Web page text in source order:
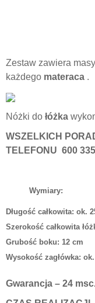
Zestaw zawiera
każdego materaca .
Nóżki do łóżka
WSZELKICH
TELEFONU 600
Wymiary:
Długość całkowita: ok.
Szerokość całkowita
Grubość boku: 12 cm
Wysokość zagłówka:
Gwarancja – 24